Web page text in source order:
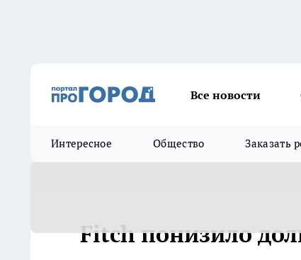
Все новости
Интересное Общество Заказать
Fitch понизило